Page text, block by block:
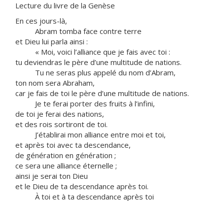
Lecture du livre de la Genèse
En ces jours-là,
Abram tomba face contre terre
et Dieu lui parla ainsi :
« Moi, voici l’alliance que je fais avec toi :
tu deviendras le père d’une multitude de nations.
Tu ne seras plus appelé du nom d’Abram,
ton nom sera Abraham,
car je fais de toi le père d’une multitude de nations.
Je te ferai porter des fruits à l’infini,
de toi je ferai des nations,
et des rois sortiront de toi.
J’établirai mon alliance entre moi et toi,
et après toi avec ta descendance,
de génération en génération ;
ce sera une alliance éternelle ;
ainsi je serai ton Dieu
et le Dieu de ta descendance après toi.
À toi et à ta descendance après toi